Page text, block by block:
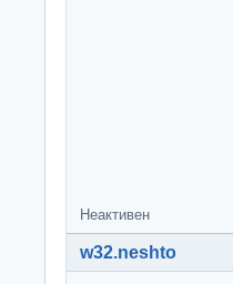
Неактивен
w32.neshto